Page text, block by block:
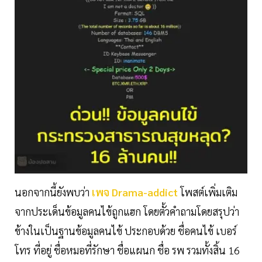
นอกจากนี้ยังพบว่า เพจ Drama-addictโพสต์เพิ่มเติม
จากประเด็นข้อมูลคนไข้ถูกแฮก โดยตั้วคำถามโดยสรุปว่า
ข้างในเป็นฐานข้อมูลคนไข้ ประกอบด้วย ชื่อคนไข้ เบอร์
โทร ที่อยู่ ชื่อหมอที่รักษา ชื่อแผนก ชื่อ รพ รวมทั้งสิ้น 16